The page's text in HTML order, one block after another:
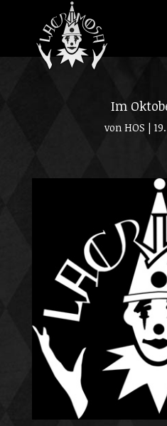
Im
von HOS |